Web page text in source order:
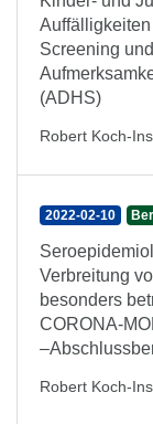
Screening und
(ADHS)
Robert Koch-
2022-02-10
Verbreitung
besonders
CORONA-
Robert Koch-